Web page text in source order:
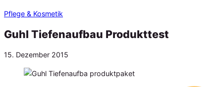
Pflege & Kosmetik
Guhl Tiefenaufbau Produkttest
Veröffentlicht
15. Dezember 2015